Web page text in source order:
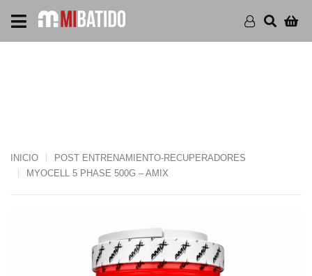
INICIO
POST ENTRENAMIENTO-RECUPERADORES
MYOCELL 5 PHASE 500G – AMIX